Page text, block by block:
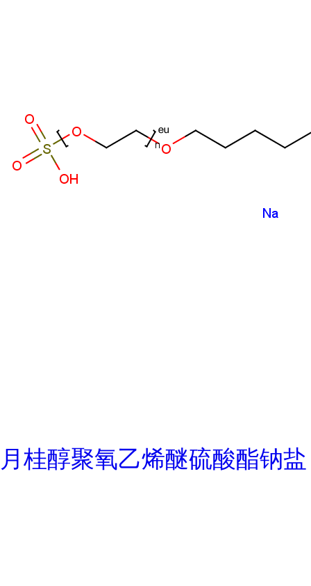
月桂醇聚氧乙烯醚硫酸酯钠盐